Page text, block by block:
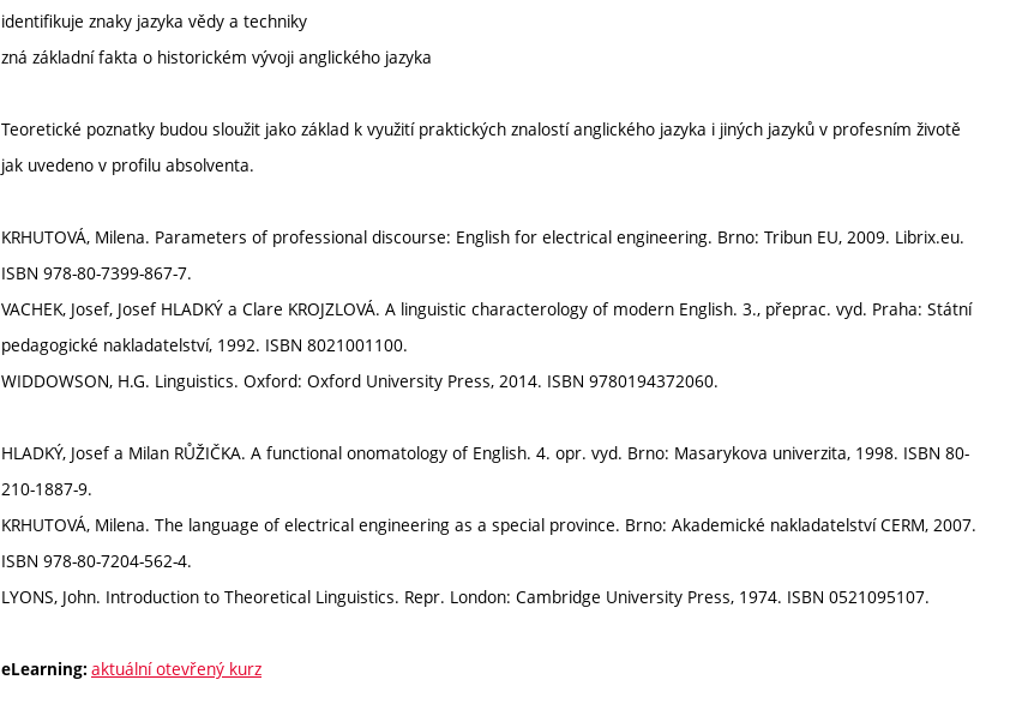
identifikuje znaky jazyka vědy a techniky
zná základní fakta o historickém vývoji anglického jazyka
Teoretické poznatky budou sloužit jako základ k využití praktických znalostí anglického jazyka i jiných jazyků v profesním životě
jak uvedeno v profilu absolventa.
KRHUTOVÁ, Milena. Parameters of professional discourse: English for electrical engineering. Brno: Tribun EU, 2009. Librix.eu.
ISBN 978-80-7399-867-7.
VACHEK, Josef, Josef HLADKÝ a Clare KROJZLOVÁ. A linguistic characterology of modern English. 3., přeprac. vyd. Praha: Státní
pedagogické nakladatelství, 1992. ISBN 8021001100.
WIDDOWSON, H.G. Linguistics. Oxford: Oxford University Press, 2014. ISBN 9780194372060.
HLADKÝ, Josef a Milan RŮŽIČKA. A functional onomatology of English. 4. opr. vyd. Brno: Masarykova univerzita, 1998. ISBN 80-
210-1887-9.
KRHUTOVÁ, Milena. The language of electrical engineering as a special province. Brno: Akademické nakladatelství CERM, 2007.
ISBN 978-80-7204-562-4.
LYONS, John. Introduction to Theoretical Linguistics. Repr. London: Cambridge University Press, 1974. ISBN 0521095107.
eLearning: aktuální otevřený kurz